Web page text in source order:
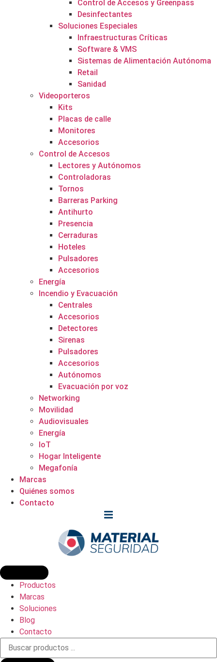
Control de Accesos y Greenpass
Desinfectantes
Soluciones Especiales
Infraestructuras Críticas
Software & VMS
Sistemas de Alimentación Autónoma
Retail
Sanidad
Videoporteros
Kits
Placas de calle
Monitores
Accesorios
Control de Accesos
Lectores y Autónomos
Controladoras
Tornos
Barreras Parking
Antihurto
Presencia
Cerraduras
Hoteles
Pulsadores
Accesorios
Energía
Incendio y Evacuación
Centrales
Accesorios
Detectores
Sirenas
Pulsadores
Accesorios
Autónomos
Evacuación por voz
Networking
Movilidad
Audiovisuales
Energía
IoT
Hogar Inteligente
Megafonía
Marcas
Quiénes somos
Contacto
Productos
Marcas
Soluciones
Blog
Contacto
Búsqueda
productos